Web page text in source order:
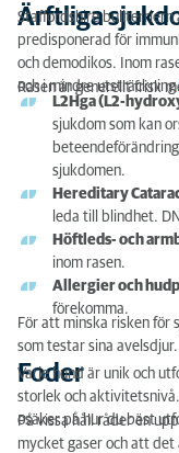
Ärftliga
Staffordshire bullterriern
predisponerad för
och demodikos. Inom
och i mindre utsträckning
Rasen är generellt frisk
L2Hga (L2-
sjukdom som kan
sjukdomen.
Hereditary
leda till blindhet.
Höftleds- och
inom rasen.
Allergier och
förekomma.
För att minska risken för
som testar sina avelsdjur.
Foder
Varje hund är unik och
storlek och
osäker på hur du bäst
På vissa håll råder en
mycket gaser och att